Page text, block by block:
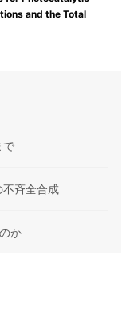
and the Total
で
不斉全合成
か